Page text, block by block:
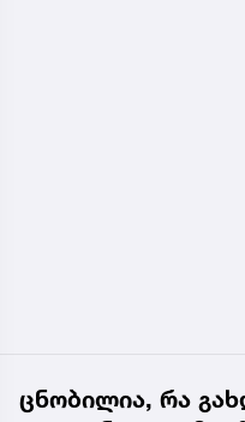
ცნობილია, რა